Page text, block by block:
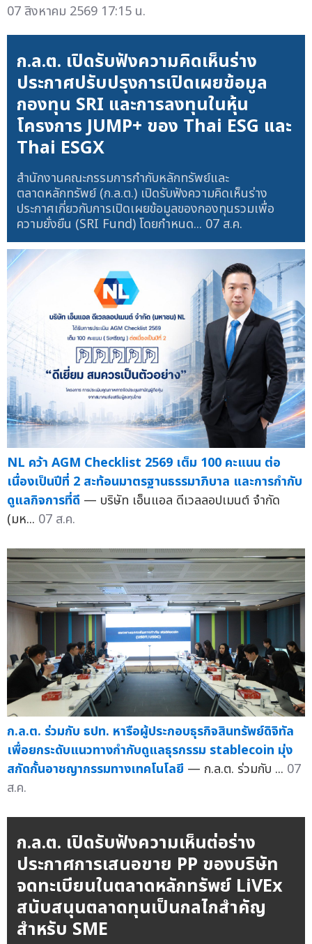
07 สิงหาคม 2569 17:15 น.
ก.ล.ต. เปิดรับฟังความคิดเห็นร่าง
ประกาศปรับปรุงการเปิดเผยข้อมูล
กองทุน SRI และการลงทุนในหุ้น
โครงการ JUMP+ ของ Thai ESG และ
Thai ESGX
สำนักงานคณะกรรมการกำกับหลักทรัพย์และ
ตลาดหลักทรัพย์ (ก.ล.ต.) เปิดรับฟังความคิดเห็นร่าง
ประกาศเกี่ยวกับการเปิดเผยข้อมูลของกองทุนรวมเพื่อ
ความยั่งยืน (SRI Fund) โดยกำหนด... 07 ส.ค.
NL คว้า AGM Checklist 2569 เต็ม 100 คะแนน ต่อ
เนื่องเป็นปีที่ 2 สะท้อนมาตรฐานธรรมาภิบาล และการกำกับ
ดูแลกิจการที่ดี — บริษัท เอ็นแอล ดีเวลลอปเมนต์ จำกัด
(มห... 07 ส.ค.
ก.ล.ต. ร่วมกับ ธปท. หารือผู้ประกอบธุรกิจสินทรัพย์ดิจิทัล
เพื่อยกระดับแนวทางกำกับดูแลธุรกรรม stablecoin มุ่ง
สกัดกั้นอาชญากรรมทางเทคโนโลยี — ก.ล.ต. ร่วมกับ ... 07
ส.ค.
ก.ล.ต. เปิดรับฟังความเห็นต่อร่าง
ประกาศการเสนอขาย PP ของบริษัท
จดทะเบียนในตลาดหลักทรัพย์ LiVEx
สนับสนุนตลาดทุนเป็นกลไกสำคัญ
สำหรับ SME